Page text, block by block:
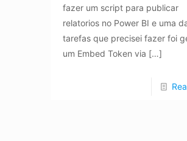
fazer um script para publicar
relatorios no Power BI e uma
tarefas que precisei fazer foi
um Embed Token via […]